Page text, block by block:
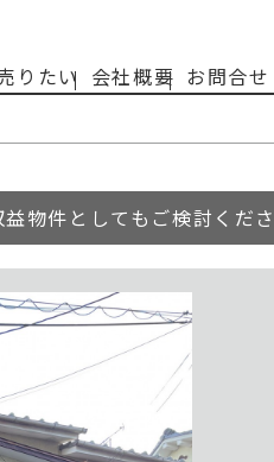
りたい 会社概要 お問合せ
件としてもご検討くだ